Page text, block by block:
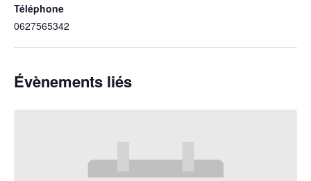
Téléphone
0627565342
Évènements liés